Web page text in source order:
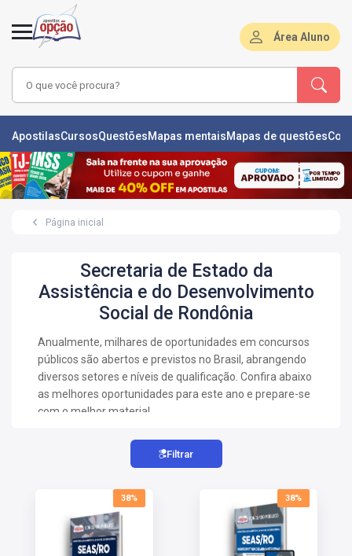
Área Aluno
ApostilasCursosQuestõesMapas mentaisMapas de questões
Página inicial
Secretaria de Estado da
Assistência e do Desenvolvimento
Social de Rondônia
Anualmente, milhares de oportunidades em concursos
públicos são abertos e previstos no Brasil, abrangendo
diversos setores e níveis de qualificação. Confira abaixo
as melhores oportunidades para este ano e prepare-se
com o melhor material.
Filtrar
38% 38%